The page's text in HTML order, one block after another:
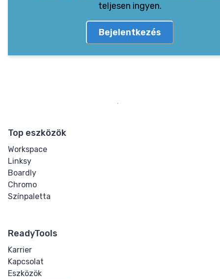
teljesen ingyen.
Bejelentkezés
Top eszközök
Workspace
Linksy
Boardly
Chromo
Színpaletta
ReadyTools
Karrier
Kapcsolat
Eszközök